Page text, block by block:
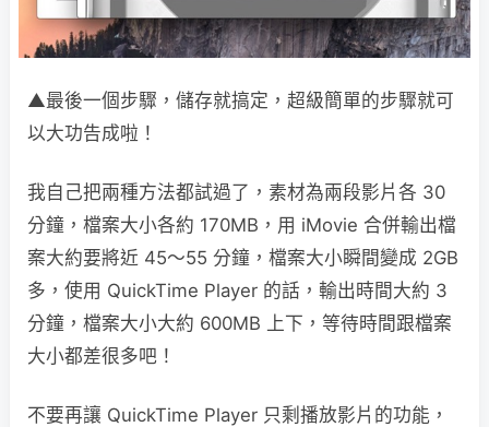
▲最後一個步驟，儲存就搞定，超級簡單的步驟就可
以大功告成啦！
我自己把兩種方法都試過了，素材為兩段影片各 30
分鐘，檔案大小各約 170MB，用 iMovie 合併輸出檔
案大約要將近 45～55 分鐘，檔案大小瞬間變成 2GB
多，使用 QuickTime Player 的話，輸出時間大約 3
分鐘，檔案大小大約 600MB 上下，等待時間跟檔案
大小都差很多吧！
不要再讓 QuickTime Player 只剩播放影片的功能，